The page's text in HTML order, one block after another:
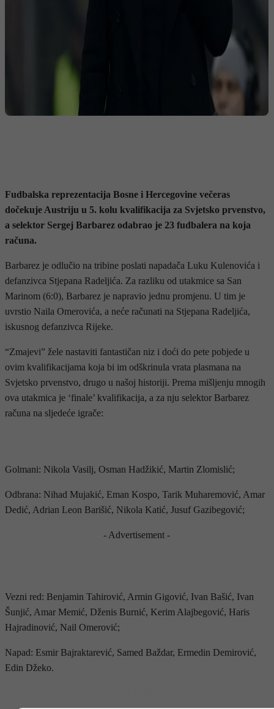
Fudbalska reprezentacija Bosne i Hercegovine večeras
dočekuje Austriju u 5. kolu kvalifikacija za Svjetsko prvenstvo,
a selektor Sergej Barbarez odabrao je 23 fudbalera na koja
računa.
Barbarez je odlučio na tribine poslati napadača Luku Kulenovića i
defanzivca Stjepana Radeljića. Za razliku od utakmice sa San
Marinom (6:0), Barbarez je napravio jednu promjenu. U tim je
uvrstio Naila Omerovića, a neće računati na Stjepana Radeljića,
iskusnog defanzivca Rijeke.
“Zmajevi” žele nastaviti fantastičan niz i doći do pete pobjede u
ovim kvalifikacijama koja bi im odškrinula vrata plasmana na
Svjetsko prvenstvo, drugo u našoj historiji. Prema mišljenju mnogih
ova utakmica je ‘finale’ kvalifikacija, a za nju selektor Barbarez
računa na sljedeće igrače:
Golmani: Nikola Vasilj, Osman Hadžikić, Martin Zlomislić;
Odbrana: Nihad Mujakić, Eman Kospo, Tarik Muharemović, Amar
Dedić, Adrian Leon Barišić, Nikola Katić, Jusuf Gazibegović;
- Advertisement -
Vezni red: Benjamin Tahirović, Armin Gigović, Ivan Bašić, Ivan
Šunjić, Amar Memić, Dženis Burnić, Kerim Alajbegović, Haris
Hajradinović, Nail Omerović;
Napad: Esmir Bajraktarević, Samed Baždar, Ermedin Demirović,
Edin Džeko.